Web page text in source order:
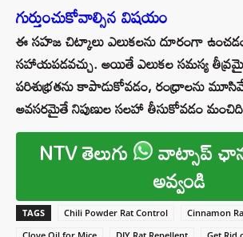
గుర్తుంచుకోవాల్సిన విషయం
ఈ సహజ చిట్కాలు ఎలుకలను దూరంగా
సహాయపడవచ్చు. అయితే ఎలుకల సమస్య
పరిశుభ్రతను కాపాడుకోవడం, రంధ్రాలను
అవసరమైతే నిపుణుల సలహా తీసుకోవడం
NTV తెలుగు వాట్సాప్
అవ్వండి
TAGS Chili Powder Rat Control
Cinnamon